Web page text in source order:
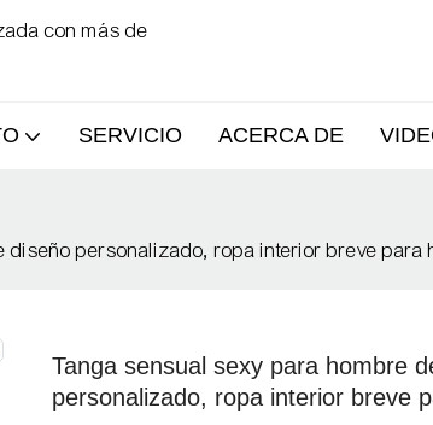
con más de
SERVICIO ACERCA DE
personalizado, ropa interior breve
Tanga sensual sexy para hombre
personalizado, ropa interior breve